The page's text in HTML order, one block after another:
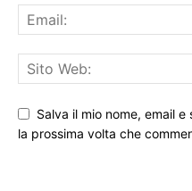
Salva il mio nome, email
la prossima volta che